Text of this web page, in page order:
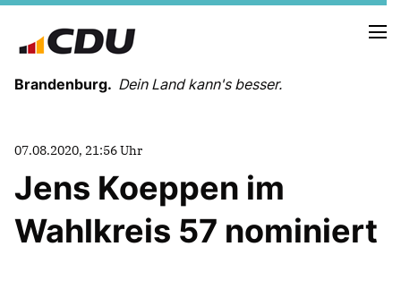
Brandenburg. Dein Land kann's besser.
LANDESVORSTAND
LANDESGESCHÄFTSSTELLE
07.08.2020, 21:56 Uhr
Jens Koeppen im
Wahlkreis 57 nominiert